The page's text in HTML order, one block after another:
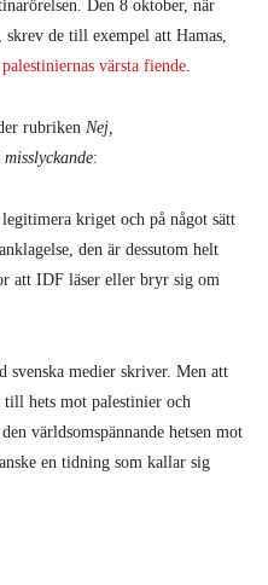
Den 8 oktober, när
de till exempel att Hamas,
palestiniernas värsta fiende
rubriken Nej,
:
kriget och på något sätt
den är dessutom helt
att IDF läser eller bryr sig om
medier skriver. Men att
hets mot palestinier och
världsomspännande hetsen mot
en tidning som kallar sig